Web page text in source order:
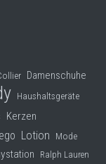
Damenschuhe
Haushaltsgeräte
Kerzen
Lotion Mode
Ralph Lauren